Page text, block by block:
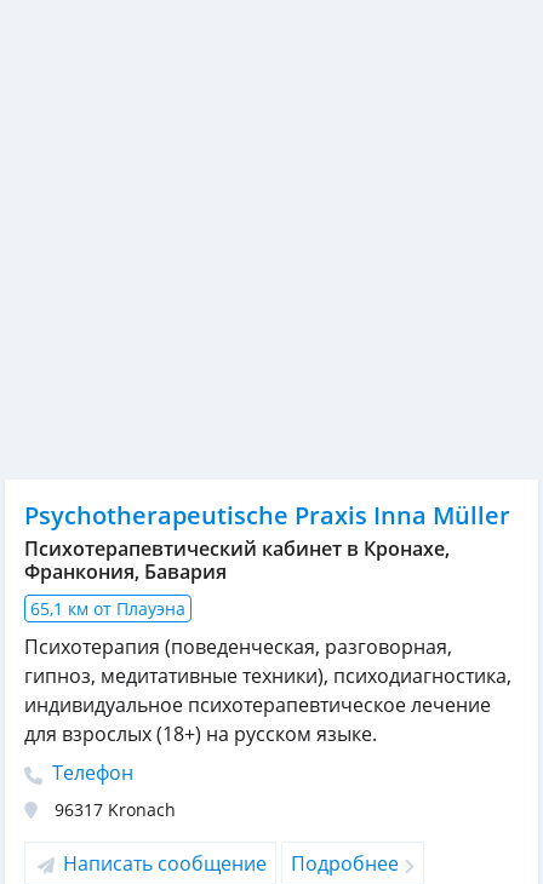
Psychotherapeutische Praxis Inna Müller
Психотерапевтический кабинет в Кронахе,
Франкония, Бавария
65,1 км от Плауэна
Психотерапия (поведенческая, разговорная,
гипноз, медитативные техники), психодиагностика,
индивидуальное психотерапевтическое лечение
для взрослых (18+) на русском языке.
Телефон
96317 Kronach
Написать сообщение Подробнее